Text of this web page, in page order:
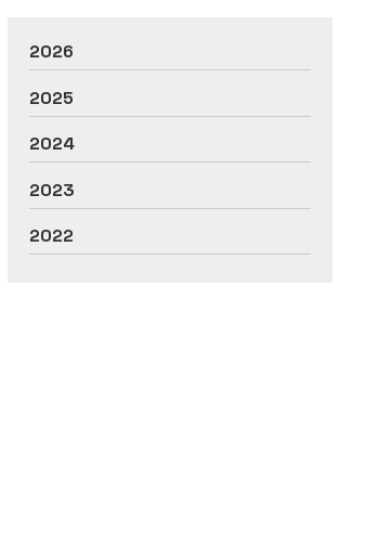
2026
2025
2024
2023
2022